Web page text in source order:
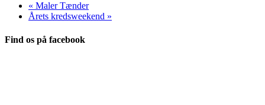
« Maler Tænder
Årets kredsweekend »
Find os på facebook